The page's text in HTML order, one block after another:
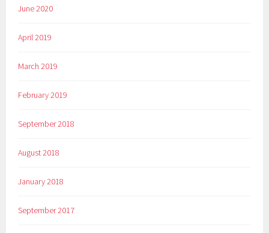
June 2020
April 2019
March 2019
February 2019
September 2018
August 2018
January 2018
September 2017